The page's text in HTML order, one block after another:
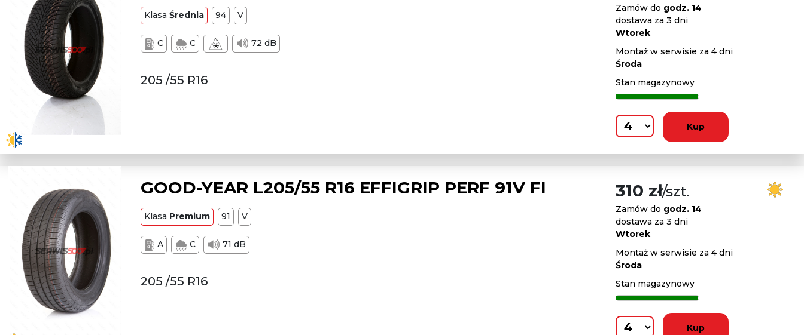
Klasa Średnia 94 V
C C 72 dB
205 /55 R16
Zamów do godz. 14
dostawa za 3 dni
Wtorek
Montaż w serwisie za 4 dni
Środa
Stan magazynowy
Kup
GOOD-YEAR L205/55 R16 EFFIGRIP PERF 91V FI
Klasa Premium 91 V
A C 71 dB
205 /55 R16
310 zł/szt.
Zamów do godz. 14
dostawa za 3 dni
Wtorek
Montaż w serwisie za 4 dni
Środa
Stan magazynowy
Kup